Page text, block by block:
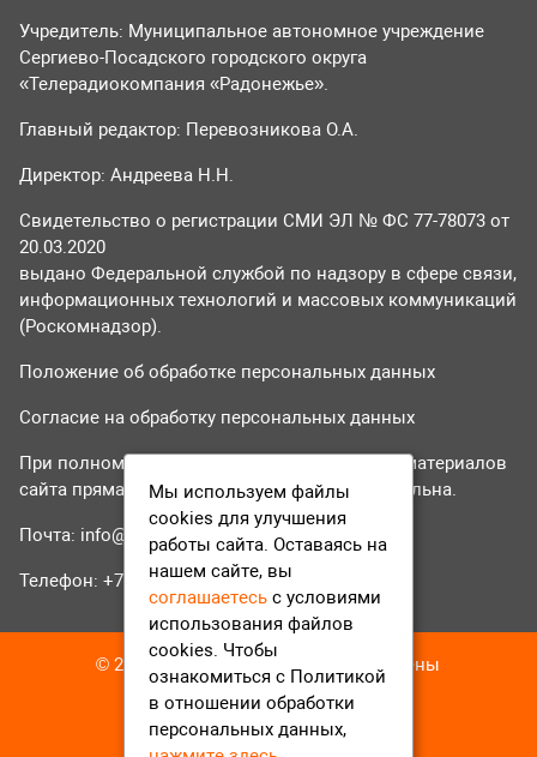
Учредитель: Муниципальное автономное учреждение
Сергиево-Посадского городского округа
«Телерадиокомпания «Радонежье».
Главный редактор: Перевозникова О.А.
Директор: Андреева Н.Н.
Свидетельство о регистрации СМИ ЭЛ № ФС 77-78073 от
20.03.2020
выдано Федеральной службой по надзору в сфере связи,
информационных технологий и массовых коммуникаций
(Роскомнадзор).
Положение об обработке персональных данных
Согласие на обработку персональных данных
При полном или частичном использовании материалов
сайта прямая гиперссылка на tvr24.tv обязательна.
Почта: info@tvr24.tv
Телефон: +7 (496) 551-04-95
© 2016-2023 ТВР24 Все права защищены
Мы используем файлы
cookies для улучшения
работы сайта. Оставаясь на
нашем сайте, вы
соглашаетесь с условиями
использования файлов
cookies. Чтобы
ознакомиться с Политикой
в отношении обработки
персональных данных,